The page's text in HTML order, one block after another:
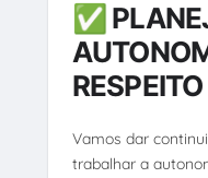
✅
RESPEITO
Vamos dar
trabalhar a